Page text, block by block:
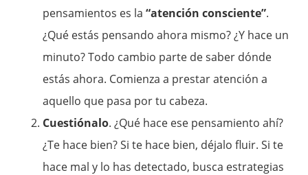
pensamientos es la “atención consciente”.
¿Qué estás pensando ahora mismo? ¿Y hace un
minuto? Todo cambio parte de saber dónde
estás ahora. Comienza a prestar atención a
aquello que pasa por tu cabeza.
Cuestiónalo. ¿Qué hace ese pensamiento ahí?
¿Te hace bien? Si te hace bien, déjalo fluir. Si te
hace mal y lo has detectado, busca estrategias